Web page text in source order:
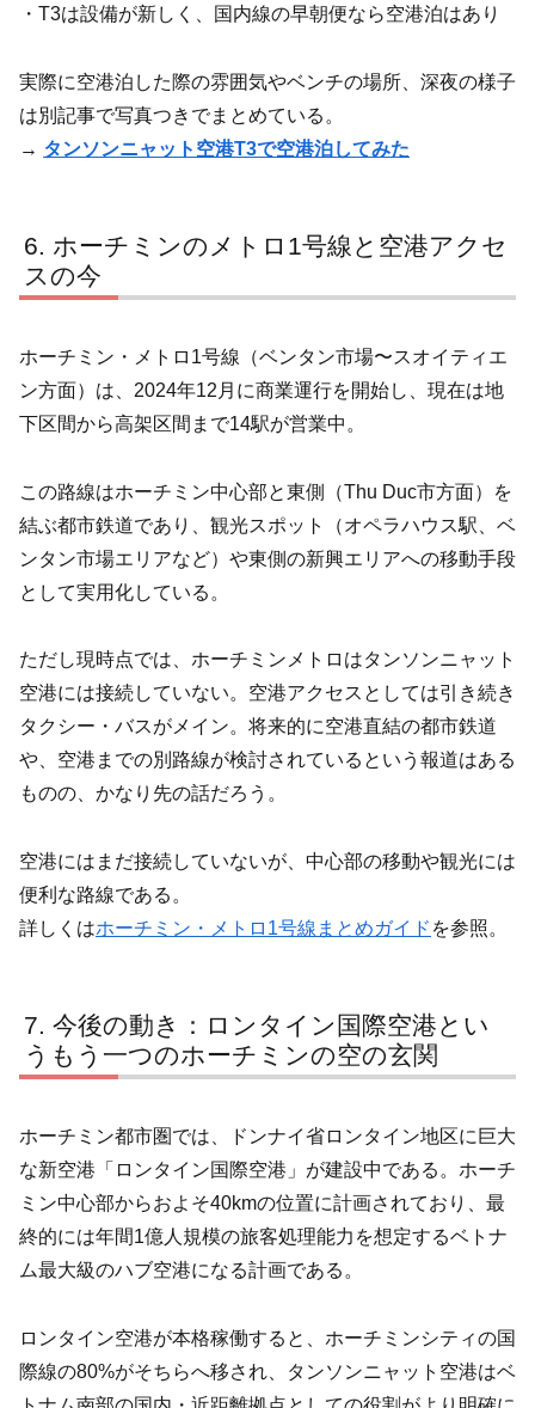
・T3は設備が新しく、国内線の早朝便なら空港泊はあり
実際に空港泊した際の雰囲気やベンチの場所、深夜の様子
は別記事で写真つきでまとめている。
→ タンソンニャット空港T3で空港泊してみた
ホーチミンのメトロ1号線と空港アクセ
スの今
ホーチミン・メトロ1号線（ベンタン市場〜スオイティエ
ン方面）は、2024年12月に商業運行を開始し、現在は地
下区間から高架区間まで14駅が営業中。
この路線はホーチミン中心部と東側（Thu Duc市方面）を
結ぶ都市鉄道であり、観光スポット（オペラハウス駅、ベ
ンタン市場エリアなど）や東側の新興エリアへの移動手段
として実用化している。
ただし現時点では、ホーチミンメトロはタンソンニャット
空港には接続していない。空港アクセスとしては引き続き
タクシー・バスがメイン。将来的に空港直結の都市鉄道
や、空港までの別路線が検討されているという報道はある
ものの、かなり先の話だろう。
空港にはまだ接続していないが、中心部の移動や観光には
便利な路線である。
詳しくはホーチミン・メトロ1号線まとめガイド を参照。
今後の動き：ロンタイン国際空港とい
うもう一つのホーチミンの空の玄関
ホーチミン都市圏では、ドンナイ省ロンタイン地区に巨大
な新空港「ロンタイン国際空港」が建設中である。ホーチ
ミン中心部からおよそ40kmの位置に計画されており、最
終的には年間1億人規模の旅客処理能力を想定するベトナ
ム最大級のハブ空港になる計画である。
ロンタイン空港が本格稼働すると、ホーチミンシティの国
際線の80%がそちらへ移され、タンソンニャット空港はベ